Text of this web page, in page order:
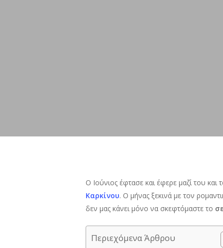
Ο Ιούνιος έφτασε και έφερε μαζί του
Καρκίνου. Ο μήνας ξεκινά με τον
δεν μας κάνει μόνο να σκεφτόμαστε το
Περιεχόμενα Άρθρου